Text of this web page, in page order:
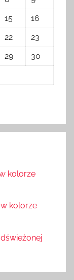
15
16
22
23
29
30
kolorze
kolorze